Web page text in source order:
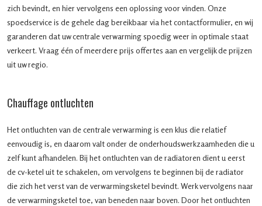
zich bevindt, en hier vervolgens een oplossing voor vinden. Onze
spoedservice is de gehele dag bereikbaar via het contactformulier, en wij
garanderen dat uw centrale verwarming spoedig weer in optimale staat
verkeert. Vraag één of meerdere prijs offertes aan en vergelijk de prijzen
uit uw regio.
Chauffage ontluchten
Het ontluchten van de centrale verwarming is een klus die relatief
eenvoudig is, en daarom valt onder de onderhoudswerkzaamheden die u
zelf kunt afhandelen. Bij het ontluchten van de radiatoren dient u eerst
de cv-ketel uit te schakelen, om vervolgens te beginnen bij de radiator
die zich het verst van de verwarmingsketel bevindt. Werk vervolgens naar
de verwarmingsketel toe, van beneden naar boven. Door het ontluchten